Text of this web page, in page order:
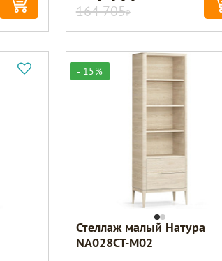
164 705Р
- 15%
Стеллаж малый Натура
NA028CT-M02